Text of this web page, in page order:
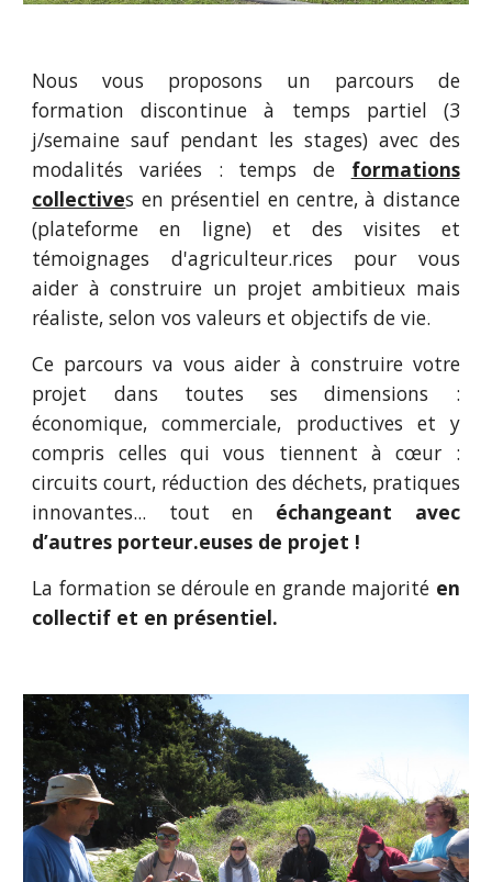
Nous vous proposons un parcours de
formation discontinue à temps partiel (3
j/semaine sauf pendant les stages) avec des
modalités variées : temps de
formations
collectives en présentiel en centre, à distance
(plateforme en ligne) et des visites et
témoignages d'agriculteur.rices pour vous
aider à construire un projet ambitieux mais
réaliste, selon vos valeurs et objectifs de vie.
Ce parcours va vous aider à construire votre
projet dans toutes ses dimensions :
économique, commerciale, productives et y
compris celles qui vous tiennent à cœur :
circuits court, réduction des déchets, pratiques
innovantes... tout en échangeant avec
d’autres porteur.euses de projet !
La formation se déroule en grande majorité en
collectif et en présentiel.